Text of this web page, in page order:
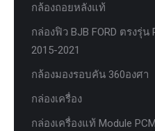
กล้องถอยหลังแท้
กล่องฟิว BJB FORD ตรงรุ่น
2015-2021
กล้องมองรอบคัน 360องศา
กล่องเครื่อง
กล่องเครื่องแท้ Module